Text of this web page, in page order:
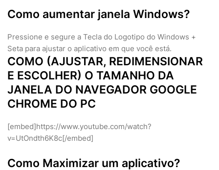
Como aumentar janela Windows?
Pressione e segure a Tecla do Logotipo do Windows +
Seta para ajustar o aplicativo em que você está.
COMO (AJUSTAR, REDIMENSIONAR
E ESCOLHER) O TAMANHO DA
JANELA DO NAVEGADOR GOOGLE
CHROME DO PC
[embed]https://www.youtube.com/watch?
v=UtOndth6K8c[/embed]
Como Maximizar um aplicativo?